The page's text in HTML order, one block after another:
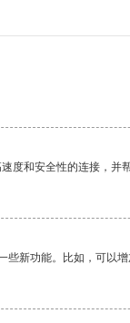
度和安全性的连接，并
新功能。比如，可以